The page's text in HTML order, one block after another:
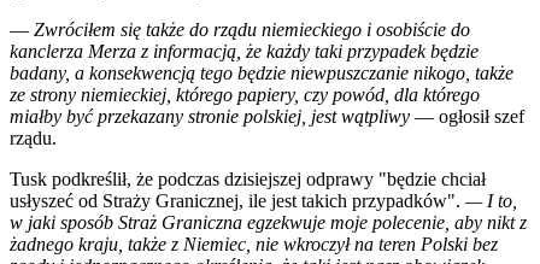
— Zwróciłem się także do rządu niemieckiego i osobiście do
kanclerza Merza z informacją, że każdy taki przypadek będzie
badany, a konsekwencją tego będzie niewpuszczanie nikogo, także
ze strony niemieckiej, którego papiery, czy powód, dla którego
miałby być przekazany stronie polskiej, jest wątpliwy — ogłosił szef
rządu.
Tusk podkreślił, że podczas dzisiejszej odprawy "będzie chciał
usłyszeć od Straży Granicznej, ile jest takich przypadków". — I to,
w jaki sposób Straż Graniczna egzekwuje moje polecenie, aby nikt z
żadnego kraju, także z Niemiec, nie wkroczył na teren Polski bez